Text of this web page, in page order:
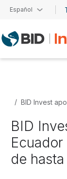
Pasar al
Español
BID Invest
BID
de